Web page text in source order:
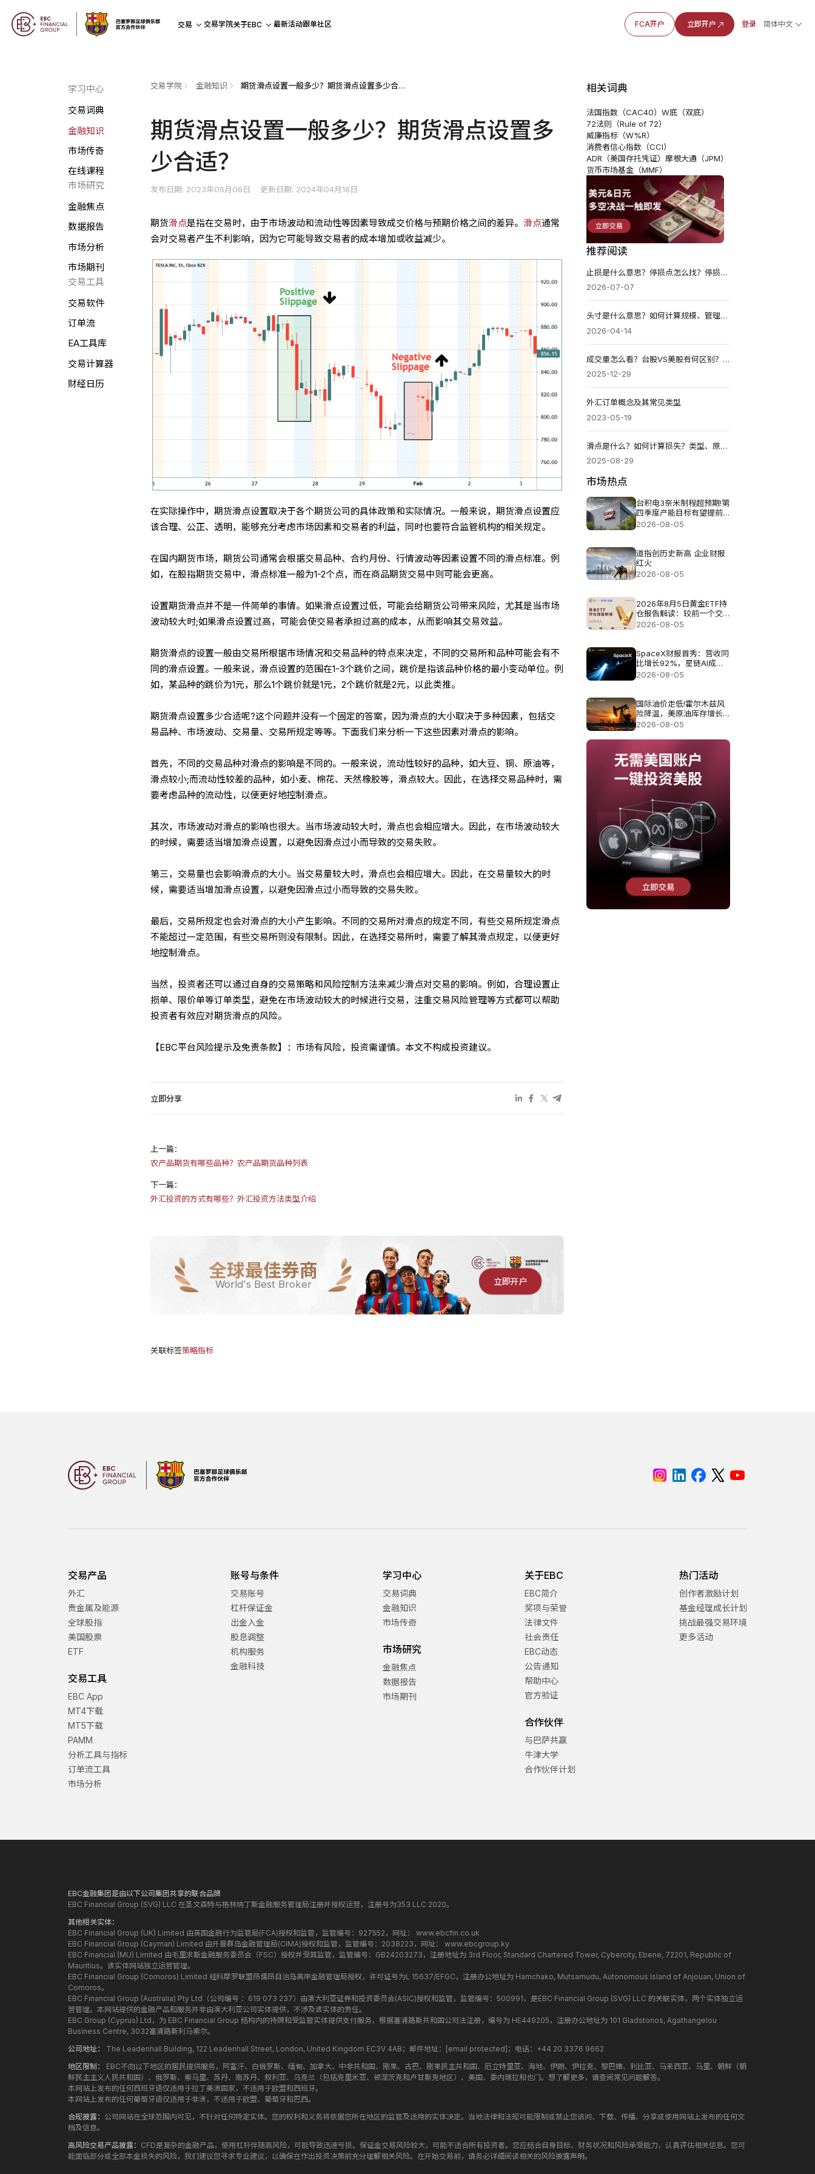
交易 交易学院关于EBC 最新活动跟单社区 FCA开户 立即开户 登录 简体中文
学习中心
交易词典
金融知识
市场传奇
在线课程
市场研究
金融焦点
数据报告
市场分析
市场期刊
交易工具
交易软件
订单流
EA工具库
交易计算器
财经日历
交易学院 金融知识 期货滑点设置一般多少？期货滑点设置多少合适？
期货滑点设置一般多少？期货滑点设置多
少合适？
发布日期: 2023年06月06日 更新日期: 2024年04月18日
期货滑点是指在交易时，由于市场波动和流动性等因素导致成交价格与预期价格之间的差异。滑点通常
会对交易者产生不利影响，因为它可能导致交易者的成本增加或收益减少。
在实际操作中，期货滑点设置取决于各个期货公司的具体政策和实际情况。一般来说，期货滑点设置应
该合理、公正、透明，能够充分考虑市场因素和交易者的利益，同时也要符合监管机构的相关规定。
在国内期货市场，期货公司通常会根据交易品种、合约月份、行情波动等因素设置不同的滑点标准。例
如，在股指期货交易中，滑点标准一般为1-2个点，而在商品期货交易中则可能会更高。
设置期货滑点并不是一件简单的事情。如果滑点设置过低，可能会给期货公司带来风险，尤其是当市场
波动较大时;如果滑点设置过高，可能会使交易者承担过高的成本，从而影响其交易效益。
期货滑点的设置一般由交易所根据市场情况和交易品种的特点来决定，不同的交易所和品种可能会有不
同的滑点设置。一般来说，滑点设置的范围在1-3个跳价之间，跳价是指该品种价格的最小变动单位。例
如，某品种的跳价为1元，那么1个跳价就是1元，2个跳价就是2元，以此类推。
期货滑点设置多少合适呢?这个问题并没有一个固定的答案，因为滑点的大小取决于多种因素，包括交
易品种、市场波动、交易量、交易所规定等等。下面我们来分析一下这些因素对滑点的影响。
首先，不同的交易品种对滑点的影响是不同的。一般来说，流动性较好的品种，如大豆、铜、原油等，
滑点较小;而流动性较差的品种，如小麦、棉花、天然橡胶等，滑点较大。因此，在选择交易品种时，需
要考虑品种的流动性，以便更好地控制滑点。
其次，市场波动对滑点的影响也很大。当市场波动较大时，滑点也会相应增大。因此，在市场波动较大
的时候，需要适当增加滑点设置，以避免因滑点过小而导致的交易失败。
第三，交易量也会影响滑点的大小。当交易量较大时，滑点也会相应增大。因此，在交易量较大的时
候，需要适当增加滑点设置，以避免因滑点过小而导致的交易失败。
最后，交易所规定也会对滑点的大小产生影响。不同的交易所对滑点的规定不同，有些交易所规定滑点
不能超过一定范围，有些交易所则没有限制。因此，在选择交易所时，需要了解其滑点规定，以便更好
地控制滑点。
当然，投资者还可以通过自身的交易策略和风险控制方法来减少滑点对交易的影响。例如，合理设置止
损单、限价单等订单类型，避免在市场波动较大的时候进行交易，注重交易风险管理等方式都可以帮助
投资者有效应对期货滑点的风险。
【EBC平台风险提示及免责条款】：市场有风险，投资需谨慎。本文不构成投资建议。
立即分享
上一篇：
农产品期货有哪些品种？农产品期货品种列表
下一篇：
外汇投资的方式有哪些？外汇投资方法类型介绍
全球最佳券商
World's Best Broker 立即开户
关联标签策略指标
相关词典
法国指数（CAC40） W底（双底）
72法则（Rule of 72）
威廉指标（W%R）
消费者信心指数（CCI）
ADR（美国存托凭证） 摩根大通（JPM）
货币市场基金（MMF）
推荐阅读
止损是什么意思？停损点怎么找？停损单怎么挂？风险控制指南
2026-07-07
头寸是什么意思？如何计算规模、管理风险并稳定盈利？
2026-04-14
成交量怎么看？台股VS美股有何区别？量价关系如何解读？
2025-12-29
外汇订单概念及其常见类型
2023-05-19
滑点是什么？如何计算损失？类型、原因和影响有哪些？
2025-08-29
市场热点
台积电3奈米制程超预期!第
四季度产能目标有望提前
达成
2026-08-05
道指创历史新高 企业财报
红火
2026-08-05
2026年8月5日黄金ETF持
仓报告解读：较前一个交
易日增加3.423吨
2026-08-05
SpaceX财报首秀：营收同
比增长92%，星链AI成为
增长引擎
2026-08-05
国际油价走低!霍尔木兹风
险降温，美原油库存增长
施压
2026-08-05
交易产品
外汇
贵金属及能源
全球股指
美国股票
ETF
交易工具
EBC App
MT4下载
MT5下载
PAMM
分析工具与指标
订单流工具
市场分析
账号与条件
交易账号
杠杆保证金
出金入金
股息调整
机构服务
金融科技
学习中心
交易词典
金融知识
市场传奇
市场研究
金融焦点
数据报告
市场期刊
关于EBC
EBC简介
奖项与荣誉
法律文件
社会责任
EBC动态
公告通知
帮助中心
官方验证
合作伙伴
与巴萨共赢
牛津大学
合作伙伴计划
热门活动
创作者激励计划
基金经理成长计划
挑战最强交易环境
更多活动
EBC金融集团是由以下公司集团共享的联合品牌
EBC Financial Group (SVG) LLC 在圣文森特与格林纳丁斯金融服务管理局注册并授权运营，注册号为353 LLC 2020。
其他相关实体：
EBC Financial Group (UK) Limited 由英国金融行为监管局(FCA)授权和监管，监管编号：927552，网址： www.ebcfin.co.uk
EBC Financial Group (Cayman) Limited 由开曼群岛金融管理局(CIMA)授权和监管，监管编号：2038223，网址： www.ebcgroup.ky
EBC Financial (MU) Limited 由毛里求斯金融服务委员会（FSC）授权并受其监管，监管编号：GB24203273，注册地址为 3rd Floor, Standard Chartered Tower, Cybercity, Ebene, 72201, Republic of
Mauritius。该实体网站独立运营管理。
EBC Financial Group (Comoros) Limited 经科摩罗联盟昂儒昂自治岛离岸金融管理局授权，许可证号为L 15637/EFGC，注册办公地址为 Hamchako, Mutsamudu, Autonomous Island of Anjouan, Union of
Comoros。
EBC Financial Group (Australia) Pty Ltd（公司编号 ：619 073 237）由澳大利亚证券和投资委员会(ASIC)授权和监管，监管编号：500991，是EBC Financial Group (SVG) LLC 的关联实体，两个实体独立运
营管理。本网站提供的金融产品和服务并非由澳大利亚公司实体提供，不涉及该实体的责任。
EBC Group (Cyprus) Ltd，为 EBC Financial Group 结构内的持牌和受监管实体提供支付服务，根据塞浦路斯共和国公司法注册，编号为 HE449205，注册办公地址为 101 Gladstonos, Agathangelou
Business Centre, 3032塞浦路斯利马索尔。
公司地址：
The Leadenhall Building, 122 Leadenhall Street, London, United Kingdom EC3V 4AB；邮件地址： [email protected] ；电话：+44 20 3376 9662
地区限制：
EBC不向以下地区的居民提供服务，阿富汗、白俄罗斯、缅甸、加拿大、中非共和国、刚果、古巴、刚果民主共和国、厄立特里亚、海地、伊朗、伊拉克、黎巴嫩、利比亚、马来西亚、马里、朝鲜（朝
鲜民主主义人民共和国）、俄罗斯、索马里、苏丹、南苏丹、叙利亚、乌克兰（包括克里米亚、顿涅茨克和卢甘斯克地区）、美国、委内瑞拉和也门。想了解更多，请查阅常见问题解答。
本网站上发布的任何西班牙语仅适用于拉丁美洲国家，不适用于欧盟和西班牙。
本网站上发布的任何葡萄牙语仅适用于非洲，不适用于欧盟、葡萄牙和巴西。
合规披露： 公司网站在全球范围内可见，不针对任何特定实体。您的权利和义务将依据您所在地区的监管及适用的实体决定。当地法律和法规可能限制或禁止您访问、下载、传播、分享或使用网站上发布的任何文
档及信息。
高风险交易产品披露： CFD是复杂的金融产品，使用杠杆伴随高风险，可能导致迅速亏损。保证金交易风险较大，可能不适合所有投资者。您应结合自身目标、财务状况和风险承受能力，认真评估相关信息。您可
能面临部分或全部本金损失的风险，我们建议您寻求专业建议，以确保在作出投资决策前充分理解相关风险。在开始交易前，请务必详细阅读相关的风险披露声明。